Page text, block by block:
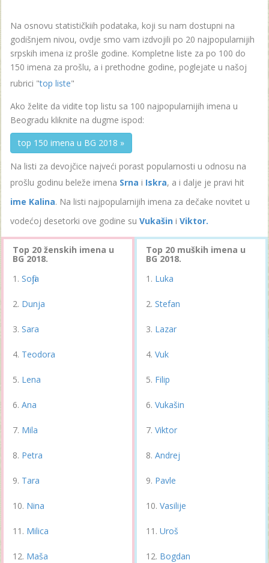
Na osnovu statističkiih podataka, koji su nam dostupni na
godišnjem nivou, ovdje smo vam izdvojili po 20 najpopularnijih
srpskih imena iz prošle godine. Kompletne liste za po 100 do
150 imena za prošlu, a i prethodne godine, poglejate u našoj
rubrici "top liste"
Ako želite da vidite top listu sa 100 najpopularnijih imena u
Beogradu kliknite na dugme ispod:
top 150 imena u BG 2018 »
Na listi za devojčice najveći porast popularnosti u odnosu na
prošlu godinu beleže imena Srna i Iskra, a i dalje je pravi hit
ime Kalina. Na listi najpopularnijih imena za dečake novitet u
vodećoj desetorki ove godine su Vukašin i Viktor.
Top 20 ženskih imena u
BG 2018.
Sofija
Dunja
Sara
Teodora
Lena
Ana
Mila
Petra
Tara
Nina
Milica
Maša
Top 20 muških imena u
BG 2018.
Luka
Stefan
Lazar
Vuk
Filip
Vukašin
Viktor
Andrej
Pavle
Vasilije
Uroš
Bogdan